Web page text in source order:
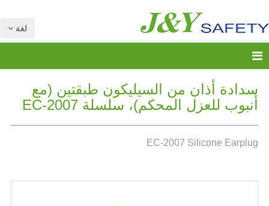
لغة
سدادة أذان من السيليكون طبقتين (مع
أنبوب للعزل المحكم)، سلسلة EC-2007
EC-2007 Silicone Earplug